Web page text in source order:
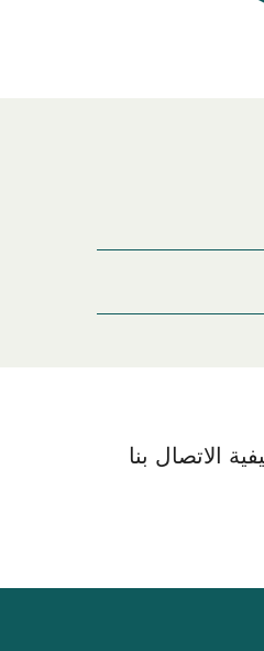
Kure الإقامة
الاتصال بنا